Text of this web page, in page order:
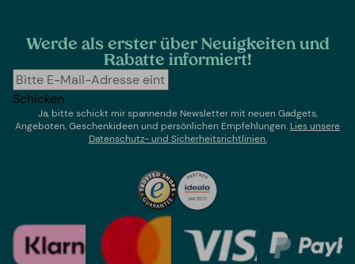
Werde als erster über Neuigkeiten und
Rabatte informiert!
Schicken
Ja, bitte schickt mir spannende Newsletter mit neuen Gadgets,
Angeboten, Geschenkideen und persönlichen Empfehlungen. Lies unsere
Datenschutz- und Sicherheitsrichtlinien.